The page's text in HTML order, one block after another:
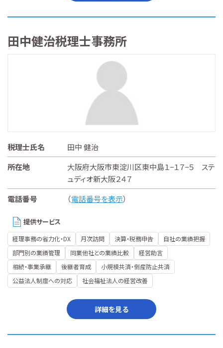
田中健治税理士事務所
税理士氏名
田中 健治
所在地
大阪府大阪市東淀川区東中島１−１７−５ ステ
ュディオ新大阪２４７
電話番号
（電話番号を表示）
提供サービス
経理事務の省力化・DX 月次訪問 決算・税務申告
自社の業績把握
部門別の業績管理
同業他社との業績比較
経営助言
相続・事業承継
後継者育成
小規模共済・倒産防止共済
公益法人制度への対応
社会福祉法人の経営改善
詳細を見る